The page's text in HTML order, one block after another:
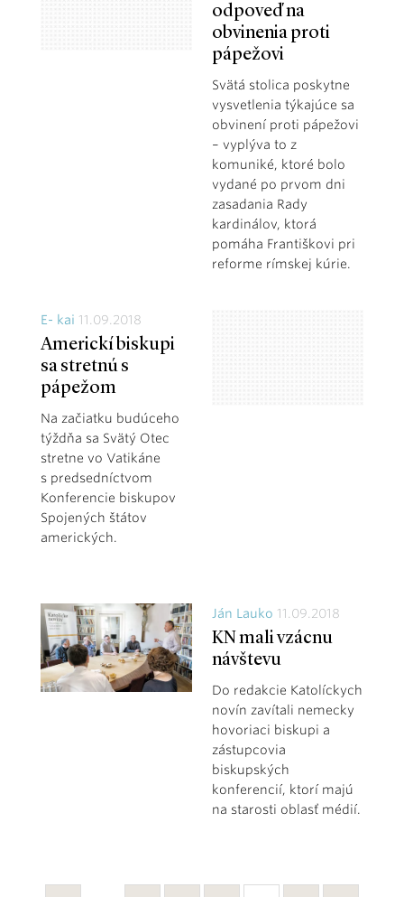
odpoveď na
obvinenia proti
pápežovi
Svätá stolica poskytne
vysvetlenia týkajúce sa
obvinení proti pápežovi
– vyplýva to z
komuniké, ktoré bolo
vydané po prvom dni
zasadania Rady
kardinálov, ktorá
pomáha Františkovi pri
reforme rímskej kúrie.
E- kai 11.09.2018
Americkí biskupi
sa stretnú s
pápežom
Na začiatku budúceho
týždňa sa Svätý Otec
stretne vo Vatikáne
s predsedníctvom
Konferencie biskupov
Spojených štátov
amerických.
Ján Lauko 11.09.2018
KN mali vzácnu
návštevu
Do redakcie Katolíckych
novín zavítali nemecky
hovoriaci biskupi a
zástupcovia
biskupských
konferencií, ktorí majú
na starosti oblasť médií.